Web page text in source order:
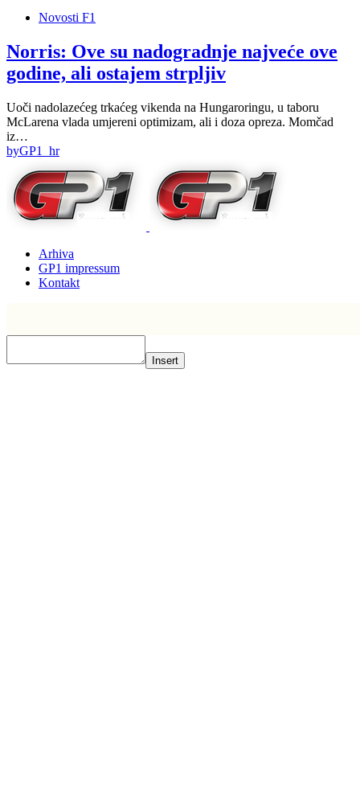
Novosti F1
Norris: Ove su nadogradnje najveće ove
godine, ali ostajem strpljiv
Uoči nadolazećeg trkaćeg vikenda na Hungaroringu, u taboru
McLarena vlada umjereni optimizam, ali i doza opreza. Momčad
iz…
byGP1_hr
Arhiva
GP1 impressum
Kontakt
Insert